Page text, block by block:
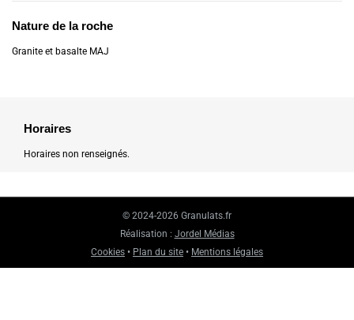
Nature de la roche
Granite et basalte MAJ
Horaires
Horaires non renseignés.
© 2024-2026 Granulats.fr
Réalisation : Jordel Médias
Cookies • Plan du site • Mentions légales